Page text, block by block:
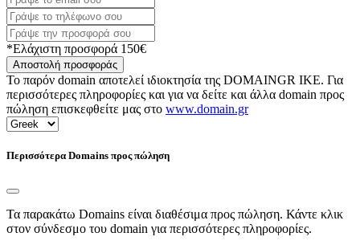
*Ελάχιστη προσφορά 150€
Αποστολή προσφοράς
Το παρόν domain αποτελεί ιδιοκτησία της DOMAINGR ΙΚΕ. Για
περισσότερες πληροφορίες και για να δείτε και άλλα domain προς
πώληση επισκεφθείτε μας στο www.domain.gr
Περισσότερα Domains προς πώληση
Τα παρακάτω Domains είναι διαθέσιμα προς πώληση. Κάντε κλικ
στον σύνδεσμο του domain για περισσότερες πληροφορίες.